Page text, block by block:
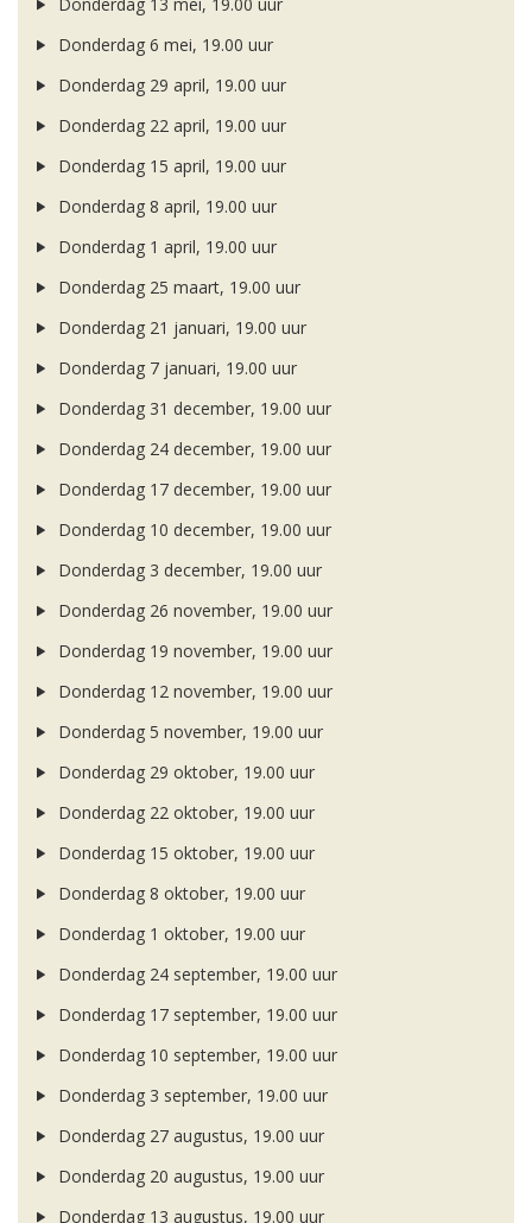
Donderdag 13 mei, 19.00 uur
Donderdag 6 mei, 19.00 uur
Donderdag 29 april, 19.00 uur
Donderdag 22 april, 19.00 uur
Donderdag 15 april, 19.00 uur
Donderdag 8 april, 19.00 uur
Donderdag 1 april, 19.00 uur
Donderdag 25 maart, 19.00 uur
Donderdag 21 januari, 19.00 uur
Donderdag 7 januari, 19.00 uur
Donderdag 31 december, 19.00 uur
Donderdag 24 december, 19.00 uur
Donderdag 17 december, 19.00 uur
Donderdag 10 december, 19.00 uur
Donderdag 3 december, 19.00 uur
Donderdag 26 november, 19.00 uur
Donderdag 19 november, 19.00 uur
Donderdag 12 november, 19.00 uur
Donderdag 5 november, 19.00 uur
Donderdag 29 oktober, 19.00 uur
Donderdag 22 oktober, 19.00 uur
Donderdag 15 oktober, 19.00 uur
Donderdag 8 oktober, 19.00 uur
Donderdag 1 oktober, 19.00 uur
Donderdag 24 september, 19.00 uur
Donderdag 17 september, 19.00 uur
Donderdag 10 september, 19.00 uur
Donderdag 3 september, 19.00 uur
Donderdag 27 augustus, 19.00 uur
Donderdag 20 augustus, 19.00 uur
Donderdag 13 augustus, 19.00 uur